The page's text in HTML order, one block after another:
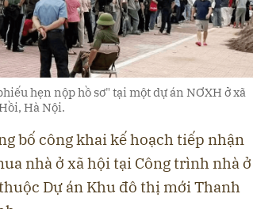
hẹn nộp hồ sơ" tại một dự án NƠXH ở xã
Hà Nội.
bố công khai kế hoạch tiếp nhận
nhà ở xã hội tại Công trình nhà ở
Dự án Khu đô thị mới Thanh